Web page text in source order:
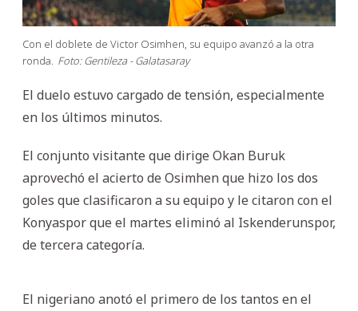
Con el doblete de Victor Osimhen, su equipo avanzó a la otra
ronda. Foto: Gentileza - Galatasaray
El duelo estuvo cargado de tensión, especialmente
en los últimos minutos.
El conjunto visitante que dirige Okan Buruk
aprovechó el acierto de Osimhen que hizo los dos
goles que clasificaron a su equipo y le citaron con el
Konyaspor que el martes eliminó al Iskenderunspor,
de tercera categoría.
El nigeriano anotó el primero de los tantos en el